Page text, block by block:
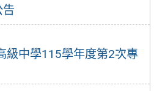
級中學115學年度第2次專